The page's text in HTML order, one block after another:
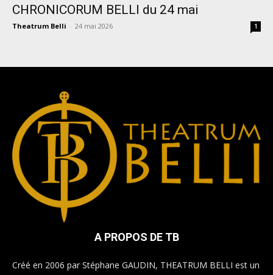
CHRONICORUM BELLI du 24 mai
Theatrum Belli - 24 mai 2026 1
A PROPOS DE TB
Créé en 2006 par Stéphane GAUDIN, THEATRUM BELLI est un